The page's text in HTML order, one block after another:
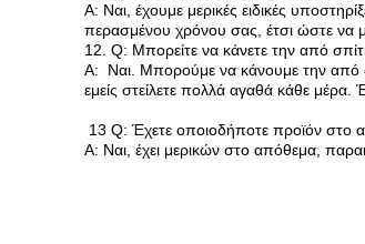
Α: Ναι, έχουμε μερικές ειδικές
περασμένου χρόνου σας, έτσι ώστε να
12. Q: Μπορείτε να κάνετε την από
Α: Ναι. Μπορούμε να κάνουμε την από
εμείς στείλετε πολλά αγαθά κάθε μέρα.
13 Q: Έχετε οποιοδήποτε προϊόν στο
Α: Ναι, έχει μερικών στο απόθεμα,